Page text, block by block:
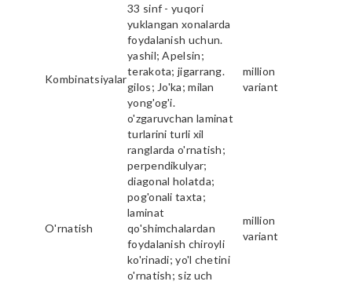
33 sinf - yuqori
yuklangan xonalarda
foydalanish uchun.
Kombinatsiyalar
yashil; Apelsin;
terakota; jigarrang.
gilos; Jo'ka; milan
yong'og'i.
million
variant
O'rnatish
o'zgaruvchan laminat
turlarini turli xil
ranglarda o'rnatish;
perpendikulyar;
diagonal holatda;
pog'onali taxta;
laminat
qo'shimchalardan
foydalanish chiroyli
ko'rinadi; yo'l chetini
o'rnatish; siz uch
million
variant